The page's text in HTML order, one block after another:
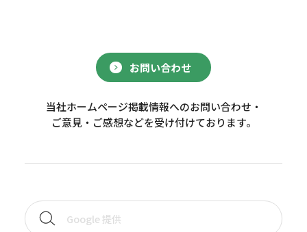
お問い合わせ
当社ホームページ掲載情報へのお問い合わせ・
ご意見・ご感想などを受け付けております。